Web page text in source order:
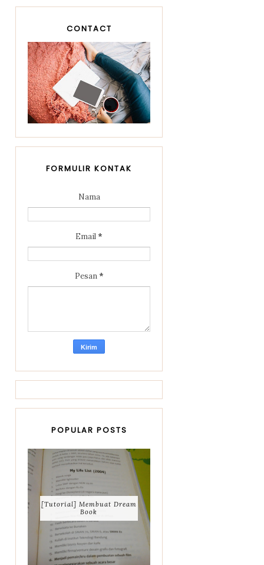
CONTACT
FORMULIR KONTAK
Nama
Email *
Pesan *
POPULAR POSTS
[Tutorial] Membuat Dream
Book